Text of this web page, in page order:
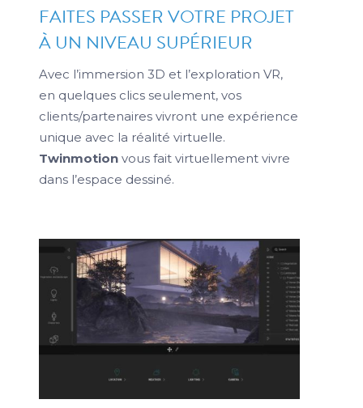
FAITES PASSER VOTRE PROJET
À UN NIVEAU SUPÉRIEUR
Avec l’immersion 3D et l’exploration VR,
en quelques clics seulement, vos
clients/partenaires vivront une expérience
unique avec la réalité virtuelle.
Twinmotionvous fait virtuellement vivre
dans l’espace dessiné.